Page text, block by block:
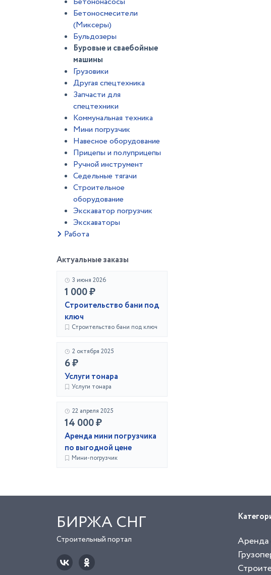
Бетоносмесители
(Миксеры)
Бульдозеры
Буровые и сваебойные
машины
Грузовики
Другая спецтехника
Запчасти для
спецтехники
Коммунальная техника
Мини погрузчик
Навесное оборудование
Прицепы и полуприцепы
Ручной инструмент
Седельные тягачи
Строительное
оборудование
Экскаватор погрузчик
Экскаваторы
Работа
Актуальные заказы
3 июня 2026
1 000 ₽
Строительство бани под
ключ
Строительство бани под ключ
2 октября 2025
6 ₽
Услуги тонара
Услуги тонара
22 апреля 2025
14 000 ₽
Аренда мини погрузчика
по выгодной цене
Мини-погрузчик
БИРЖА СНГ
Строительный портал
Аренда